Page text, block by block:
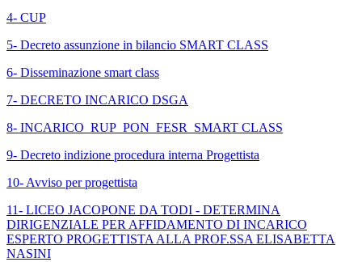
4- CUP
5- Decreto assunzione in bilancio SMART CLASS
6- Disseminazione smart class
7- DECRETO INCARICO DSGA
8- INCARICO_RUP_PON_FESR_SMART CLASS
9- Decreto indizione procedura interna Progettista
10- Avviso per progettista
11- LICEO JACOPONE DA TODI - DETERMINA
DIRIGENZIALE PER AFFIDAMENTO DI INCARICO
ESPERTO PROGETTISTA ALLA PROF.SSA ELISABETTA
NASINI